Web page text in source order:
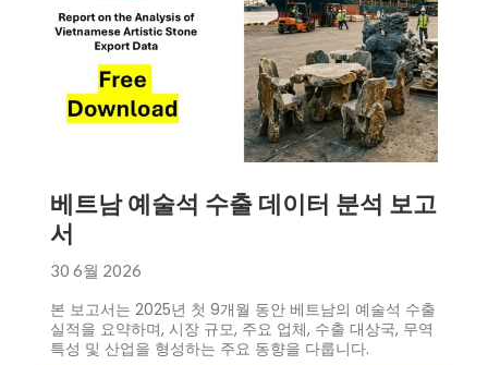
베트남 예술석 수출 데이터 분석 보고
서
30 6월 2026
본 보고서는 2025년 첫 9개월 동안 베트남의 예술석 수출
실적을 요약하며, 시장 규모, 주요 업체, 수출 대상국, 무역
특성 및 산업을 형성하는 주요 동향을 다룹니다.